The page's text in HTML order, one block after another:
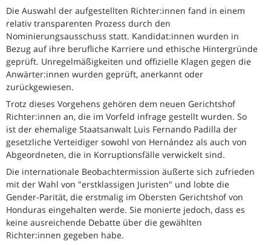
Die Auswahl der aufgestellten Richter:innen fand in einem
relativ transparenten Prozess durch den
Nominierungsausschuss statt. Kandidat:innen wurden in
Bezug auf ihre berufliche Karriere und ethische Hintergründe
geprüft. Unregelmäßigkeiten und offizielle Klagen gegen die
Anwärter:innen wurden geprüft, anerkannt oder
zurückgewiesen.
Trotz dieses Vorgehens gehören dem neuen Gerichtshof
Richter:innen an, die im Vorfeld infrage gestellt wurden. So
ist der ehemalige Staatsanwalt Luis Fernando Padilla der
gesetzliche Verteidiger sowohl von Hernández als auch von
Abgeordneten, die in Korruptionsfälle verwickelt sind.
Die internationale Beobachtermission äußerte sich zufrieden
mit der Wahl von "erstklassigen Juristen" und lobte die
Gender-Parität, die erstmalig im Obersten Gerichtshof von
Honduras eingehalten werde. Sie monierte jedoch, dass es
keine ausreichende Debatte über die gewählten
Richter:innen gegeben habe.